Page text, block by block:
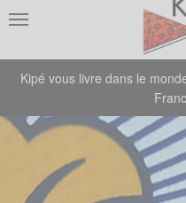
Kipé vous livre dans le